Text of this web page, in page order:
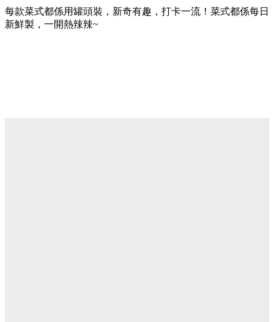
每款菜式都係用罐頭裝，新奇有趣，打卡一流！菜式都係每日
新鮮製，一開熱辣辣~